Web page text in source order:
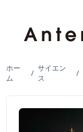
ホー
ム
/
サイエン
ス
/